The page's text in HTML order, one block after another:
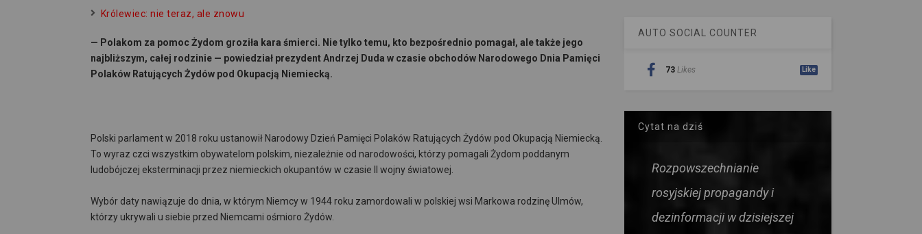
Królewiec: nie teraz, ale znowu
— Polakom za pomoc Żydom groziła kara śmierci. Nie tylko temu, kto bezpośrednio pomagał, ale także jego
najbliższym, całej rodzinie — powiedział prezydent Andrzej Duda w czasie obchodów Narodowego Dnia Pamięci
Polaków Ratujących Żydów pod Okupacją Niemiecką.
Polski parlament w 2018 roku ustanowił Narodowy Dzień Pamięci Polaków Ratujących Żydów pod Okupacją Niemiecką.
To wyraz czci wszystkim obywatelom polskim, niezależnie od narodowości, którzy pomagali Żydom poddanym
ludobójczej eksterminacji przez niemieckich okupantów w czasie II wojny światowej.
Wybór daty nawiązuje do dnia, w którym Niemcy w 1944 roku zamordowali w polskiej wsi Markowa rodzinę Ulmów,
którzy ukrywali u siebie przed Niemcami ośmioro Żydów.
AUTO SOCIAL COUNTER
73 Likes Like
Cytat na dziś
Rozpowszechnianie
rosyjskiej propagandy i
dezinformacji w dzisiejszej